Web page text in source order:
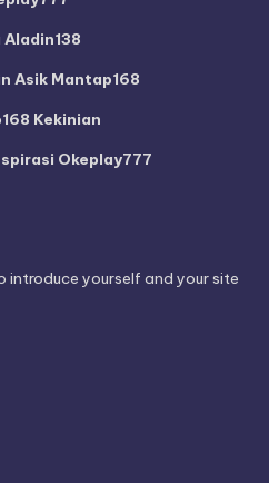
Asik Mantap168
Kekinian
Okeplay777
introduce yourself and your site